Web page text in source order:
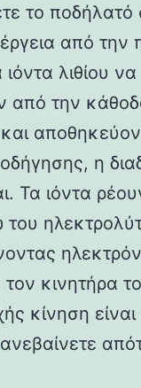
το ποδήλατό
από την
λιθίου να
από την
η
Τα ιόντα
κινητήρα
κίνηση